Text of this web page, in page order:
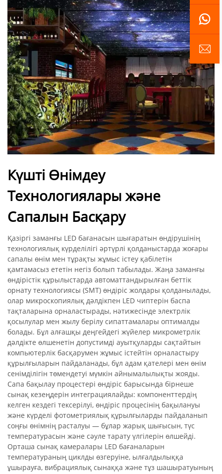
Күшті Өнімдеу
Технологиялары және
Сапалын Басқару
Қазіргі заманғы LED бағанасын шығаратын өндірушінің
технологиялық күрделілігі әртүрлі қолданыстарда жоғары
сапалы өнім мен тұрақты жұмыс істеу қабілетін
қамтамасыз ететін негіз болып табылады. Жаңа заманғы
өндірістік құрылыстарда автоматтандырылған беттік
орнату технологиясы (SMT) өндіріс жолдары қолданылады,
олар микроскопиялық дәлдікпен LED чиптерін баспа
тақталарына орналастырады, нәтижесінде электрлік
қосылулар мен жылу берілу сипаттамалары оптималды
болады. Бұл алғашқы деңгейдегі жүйелер микрометрлік
дәлдікте өлшенетін допустимді ауытқуларды сақтайтын
компьютерлік басқарумен жұмыс істейтін орналастыру
құрылғыларын пайдаланады, бұл адам қателері мен өнім
сенімділігін төмендетуі мүмкін айнымалылықты жояды.
Сапа бақылау процестері өндіріс барысында бірнеше
сынақ кезеңдерін интеграциялайды: компоненттердің
келген кездегі тексерілуі, өндіріс процесінің бақылануы
және күрделі фотометриялық құрылғыларды пайдаланып
соңғы өнімнің расталуы — бұлар жарық шығысын, түс
температурасын және сәуле тарату үлгілерін өлшейді.
Орташа сынақ камералары LED бағаналарын
температураның циклды өзгеруіне, ылғалдылыққа
ұшырауға, вибрациялық сынаққа және тұз шашыратуының